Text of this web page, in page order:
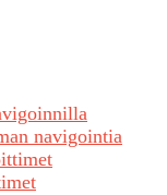
navigointia